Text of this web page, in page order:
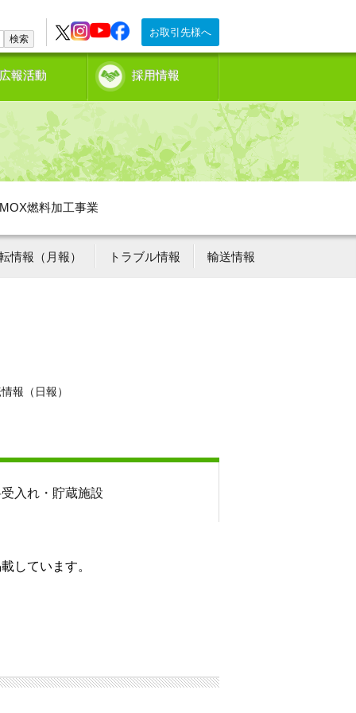
お取引先様へ
検索
報活動 採用情報
燃料加工事業
情報（月報） トラブル情報 輸送情報
報（日報）
受入れ・貯蔵施設
しています。